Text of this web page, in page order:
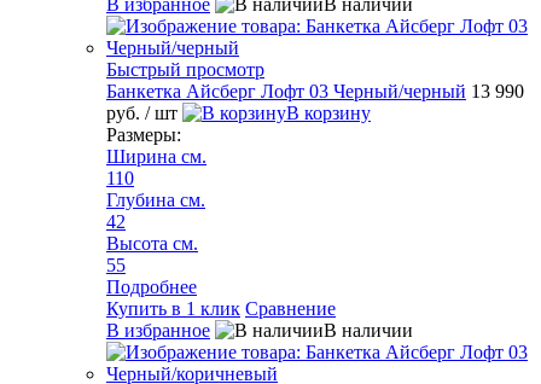
В избранное В наличии
Быстрый просмотр
Банкетка Айсберг Лофт 03 Черный/черный 13 990
руб. / шт
В корзину
Размеры:
Ширина см.
110
Глубина см.
42
Высота см.
55
Подробнее
Купить в 1 клик Сравнение
В избранное
В наличии